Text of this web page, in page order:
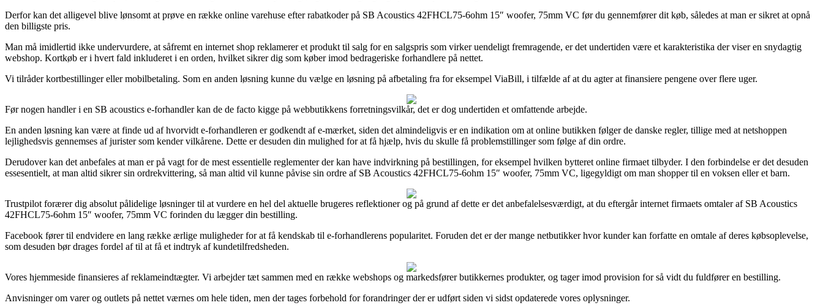
Derfor kan det alligevel blive lønsomt at prøve en række online varehuse efter rabatkoder på SB Acoustics 42FHCL75-6ohm 15″ woofer, 75mm VC før du gennemfører dit køb, således at man er sikret at opnå
den billigste pris.
Man må imidlertid ikke undervurdere, at såfremt en internet shop reklamerer et produkt til salg for en salgspris som virker uendeligt fremragende, er det undertiden være et karakteristika der viser en snydagtig
webshop. Kortkøb er i hvert fald inkluderet i en orden, hvilket sikrer dig som køber imod bedrageriske forhandlere på nettet.
Vi tilråder kortbestillinger eller mobilbetaling. Som en anden løsning kunne du vælge en løsning på afbetaling fra for eksempel ViaBill, i tilfælde af at du agter at finansiere pengene over flere uger.
Før nogen handler i en SB acoustics e-forhandler kan de de facto kigge på webbutikkens forretningsvilkår, det er dog undertiden et omfattende arbejde.
En anden løsning kan være at finde ud af hvorvidt e-forhandleren er godkendt af e-mærket, siden det almindeligvis er en indikation om at online butikken følger de danske regler, tillige med at netshoppen
lejlighedsvis gennemses af jurister som kender vilkårene. Dette er desuden din mulighed for at få hjælp, hvis du skulle få problemstillinger som følge af din ordre.
Derudover kan det anbefales at man er på vagt for de mest essentielle reglementer der kan have indvirkning på bestillingen, for eksempel hvilken bytteret online firmaet tilbyder. I den forbindelse er det desuden
essesentielt, at man altid sikrer sin ordrekvittering, så man altid vil kunne påvise sin ordre af SB Acoustics 42FHCL75-6ohm 15″ woofer, 75mm VC, ligegyldigt om man shopper til en voksen eller et barn.
Trustpilot forærer dig absolut pålidelige løsninger til at vurdere en hel del aktuelle brugeres reflektioner og på grund af dette er det anbefalelsesværdigt, at du eftergår internet firmaets omtaler af SB Acoustics
42FHCL75-6ohm 15″ woofer, 75mm VC forinden du lægger din bestilling.
Facebook fører til endvidere en lang række ærlige muligheder for at få kendskab til e-forhandlerens popularitet. Foruden det er der mange netbutikker hvor kunder kan forfatte en omtale af deres købsoplevelse,
som desuden bør drages fordel af til at få et indtryk af kundetilfredsheden.
Vores hjemmeside finansieres af reklameindtægter. Vi arbejder tæt sammen med en række webshops og markedsfører butikkernes produkter, og tager imod provision for så vidt du fuldfører en bestilling.
Anvisninger om varer og outlets på nettet værnes om hele tiden, men der tages forbehold for forandringer der er udført siden vi sidst opdaterede vores oplysninger.